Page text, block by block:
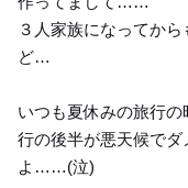
３人家族になってか
ど…
いつも夏休みの旅行
行の後半が悪天候で
よ……(泣)